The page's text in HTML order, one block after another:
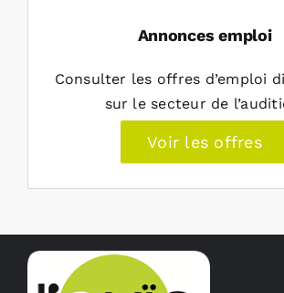
Annonces emploi
Consulter les offres d’emploi
sur le secteur de
Voir les offres